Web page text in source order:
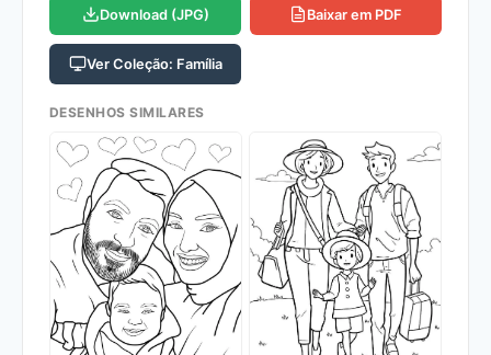
Download (JPG) Baixar em PDF
Ver Coleção: Família
DESENHOS SIMILARES